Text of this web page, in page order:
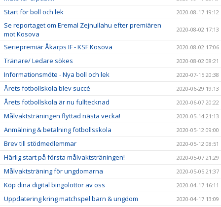
Start för boll och lek 2020-08-17 19:12
Se reportaget om Eremal Zejnullahu efter premiären
mot Kosova
2020-08-02 17:13
Seriepremiär Åkarps IF - KSF Kosova 2020-08-02 17:06
Tränare/ Ledare sökes 2020-08-02 08:21
Informationsmöte - Nya boll och lek 2020-07-15 20:38
Årets fotbollskola blev succé 2020-06-29 19:13
Årets fotbollskola är nu fulltecknad 2020-06-07 20:22
Målvaktsträningen flyttad nästa vecka! 2020-05-14 21:13
Anmälning & betalning fotbollsskola 2020-05-12 09:00
Brev till stödmedlemmar 2020-05-12 08:51
Härlig start på första målvaktsträningen! 2020-05-07 21:29
Målvaktsträning för ungdomarna 2020-05-05 21:37
Köp dina digital bingolottor av oss 2020-04-17 16:11
Uppdatering kring matchspel barn & ungdom 2020-04-17 13:09